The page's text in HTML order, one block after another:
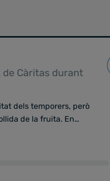
Càritas durant
dels temporers, però
de la fruita. En
propera a les